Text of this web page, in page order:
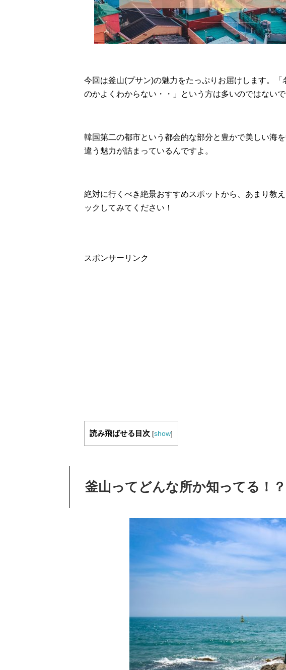
今回は釜山(プサン)の魅力をたっぷりお届けします。
のかよくわからない・・」という方は多いのではないで
韓国第二の都市という都会的な部分と豊かで美しい海
違う魅力が詰まっているんですよ。
絶対に行くべき絶景おすすめスポットから、あまり教
ックしてみてください！
スポンサーリンク
読み飛ばせる目次 [show]
釜山ってどんな所か知ってる！？